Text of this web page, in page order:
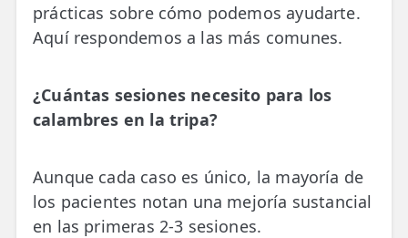
prácticas sobre cómo podemos ayudarte.
Aquí respondemos a las más comunes.
¿Cuántas sesiones necesito para los
calambres en la tripa?
Aunque cada caso es único, la mayoría de
los pacientes notan una mejoría sustancial
en las primeras 2-3 sesiones.